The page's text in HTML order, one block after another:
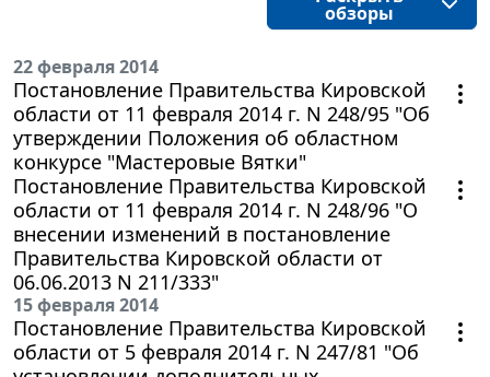
обзоры
22 февраля 2014
Постановление Правительства Кировской
области от 11 февраля 2014 г. N 248/95 "Об
утверждении Положения об областном
конкурсе "Мастеровые Вятки"
Постановление Правительства Кировской
области от 11 февраля 2014 г. N 248/96 "О
внесении изменений в постановление
Правительства Кировской области от
06.06.2013 N 211/333"
15 февраля 2014
Постановление Правительства Кировской
области от 5 февраля 2014 г. N 247/81 "Об